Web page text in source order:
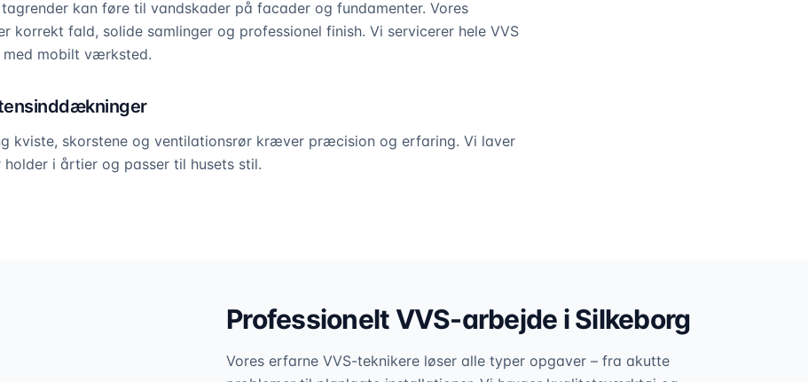
kan føre til vandskader på facader og fundamenter. Vores
korrekt fald, solide samlinger og professionel finish. Vi servicerer hele VVS
mobilt værksted.
kviste, skorstene og ventilationsrør kræver præcision og erfaring. Vi laver
i årtier og passer til husets stil.
Professionelt VVS-arbejde iSilkeborg
Vores erfarne VVS-teknikere løser alle typer opgaver – fra akutte